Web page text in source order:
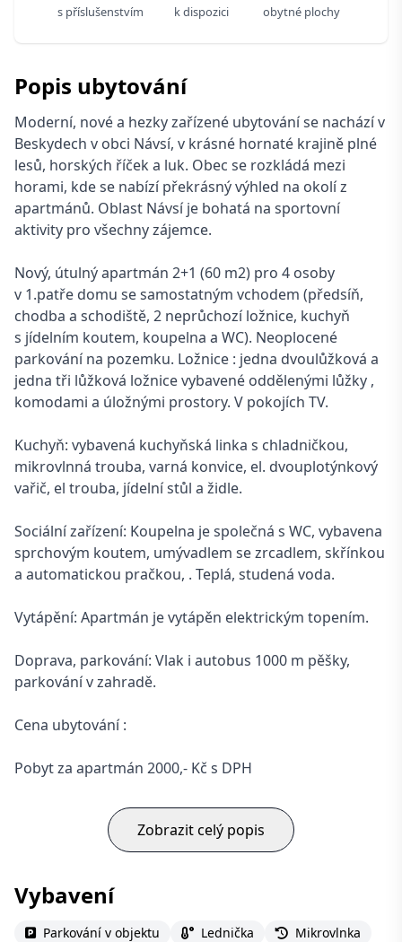
s příslušenstvím k dispozici obytné plochy
Popis ubytování
Moderní, nové a hezky zařízené ubytování se nachází v
Beskydech v obci Návsí, v krásné hornaté krajině plné
lesů, horských říček a luk. Obec se rozkládá mezi
horami, kde se nabízí překrásný výhled na okolí z
apartmánů. Oblast Návsí je bohatá na sportovní
aktivity pro všechny zájemce.
Nový, útulný apartmán 2+1 (60 m2) pro 4 osoby
v 1.patře domu se samostatným vchodem (předsíň,
chodba a schodiště, 2 neprůchozí ložnice, kuchyň
s jídelním koutem, koupelna a WC). Neoplocené
parkování na pozemku. Ložnice : jedna dvoulůžková a
jedna tři lůžková ložnice vybavené oddělenými lůžky ,
komodami a úložnými prostory. V pokojích TV.
Kuchyň: vybavená kuchyňská linka s chladničkou,
mikrovlnná trouba, varná konvice, el. dvouplotýnkový
vařič, el trouba, jídelní stůl a židle.
Sociální zařízení: Koupelna je společná s WC, vybavena
sprchovým koutem, umývadlem se zrcadlem, skřínkou
a automatickou pračkou, . Teplá, studená voda.
Vytápění: Apartmán je vytápěn elektrickým topením.
Doprava, parkování: Vlak i autobus 1000 m pěšky,
parkování v zahradě.
Cena ubytování :
Pobyt za apartmán 2000,- Kč s DPH
Zobrazit celý popis
Vybavení
Parkování v objektu Lednička
Mikrovlnka